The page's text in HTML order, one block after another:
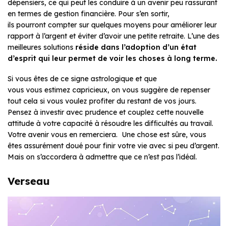
dépensiers, ce qui peut les conduire à un avenir peu rassurant
en termes de gestion financière. Pour s’en sortir,
ils pourront compter sur quelques moyens pour améliorer leur
rapport à l’argent et éviter d’avoir une petite retraite. L’une des
meilleures solutions réside dans l’adoption d’un état
d’esprit qui leur permet de voir les choses à long terme.
Si vous êtes de ce signe astrologique et que
vous vous estimez capricieux, on vous suggère de repenser
tout cela si vous voulez profiter du restant de vos jours.
Pensez à investir avec prudence et couplez cette nouvelle
attitude à votre capacité à résoudre les difficultés au travail.
Votre avenir vous en remerciera. Une chose est sûre, vous
êtes assurément doué pour finir votre vie avec si peu d’argent.
Mais on s’accordera à admettre que ce n’est pas l’idéal.
Verseau